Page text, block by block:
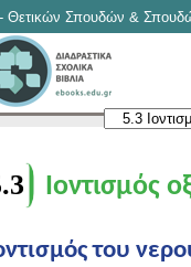
- Θετικών Σπουδών &
Ιοντισμός
του